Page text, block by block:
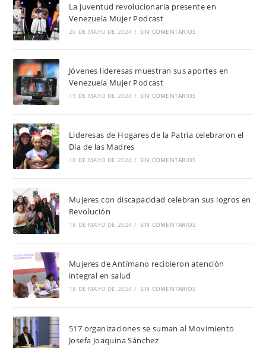
La juventud revolucionaria presente en
Venezuela Mujer Podcast
20 DE MAYO DE 2024 / SIN COMENTARIOS
Jóvenes lideresas muestran sus aportes en
Venezuela Mujer Podcast
19 DE MAYO DE 2024 / SIN COMENTARIOS
Lideresas de Hogares de la Patria celebraron el
Día de las Madres
18 DE MAYO DE 2024 / SIN COMENTARIOS
Mujeres con discapacidad celebran sus logros en
Revolución
18 DE MAYO DE 2024 / SIN COMENTARIOS
Mujeres de Antímano recibieron atención
integral en salud
18 DE MAYO DE 2024 / SIN COMENTARIOS
517 organizaciones se suman al Movimiento
Josefa Joaquina Sánchez